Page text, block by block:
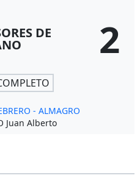
DE 2
- ALMAGRO
Juan Alberto